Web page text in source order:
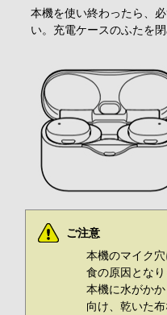
本機を使い終わったら、
い。充電ケースのふたを閉
ご注意
本機のマイク
食の原因となり
本機に水がか
向け、乾いた